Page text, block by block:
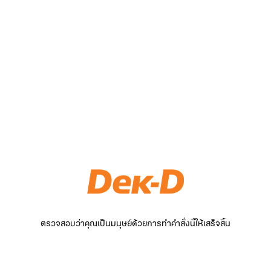
ตรวจสอบว่าคุณเป็นมนุษย์ด้วยการทำคำสั่งนี้ให้เสร็จสิ้น